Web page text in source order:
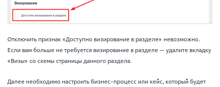
Отключить признак «Доступно визирование в разделе» невозможно.
Если вам больше не требуется визирование в разделе — удалите вкладку
«Визы» со схемы страницы данного раздела.
Далее необходимо настроить бизнес-процесс или кейс, который будет